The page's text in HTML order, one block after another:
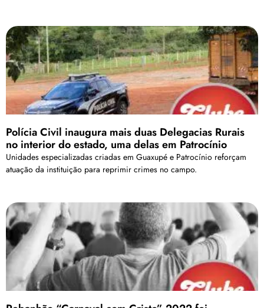
Polícia Civil inaugura mais duas Delegacias Rurais
no interior do estado, uma delas em Patrocínio
Unidades especializadas criadas em Guaxupé e Patrocínio reforçam
atuação da instituição para reprimir crimes no campo.